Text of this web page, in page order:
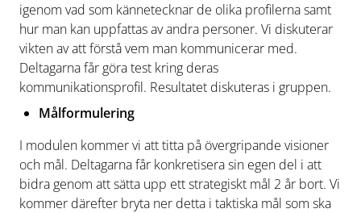
igenom vad som kännetecknar de olika profilerna samt
hur man kan uppfattas av andra personer. Vi diskuterar
vikten av att förstå vem man kommunicerar med.
Deltagarna får göra test kring deras
kommunikationsprofil. Resultatet diskuteras i gruppen.
Målformulering
I modulen kommer vi att titta på övergripande visioner
och mål. Deltagarna får konkretisera sin egen del i att
bidra genom att sätta upp ett strategiskt mål 2 år bort. Vi
kommer därefter bryta ner detta i taktiska mål som ska